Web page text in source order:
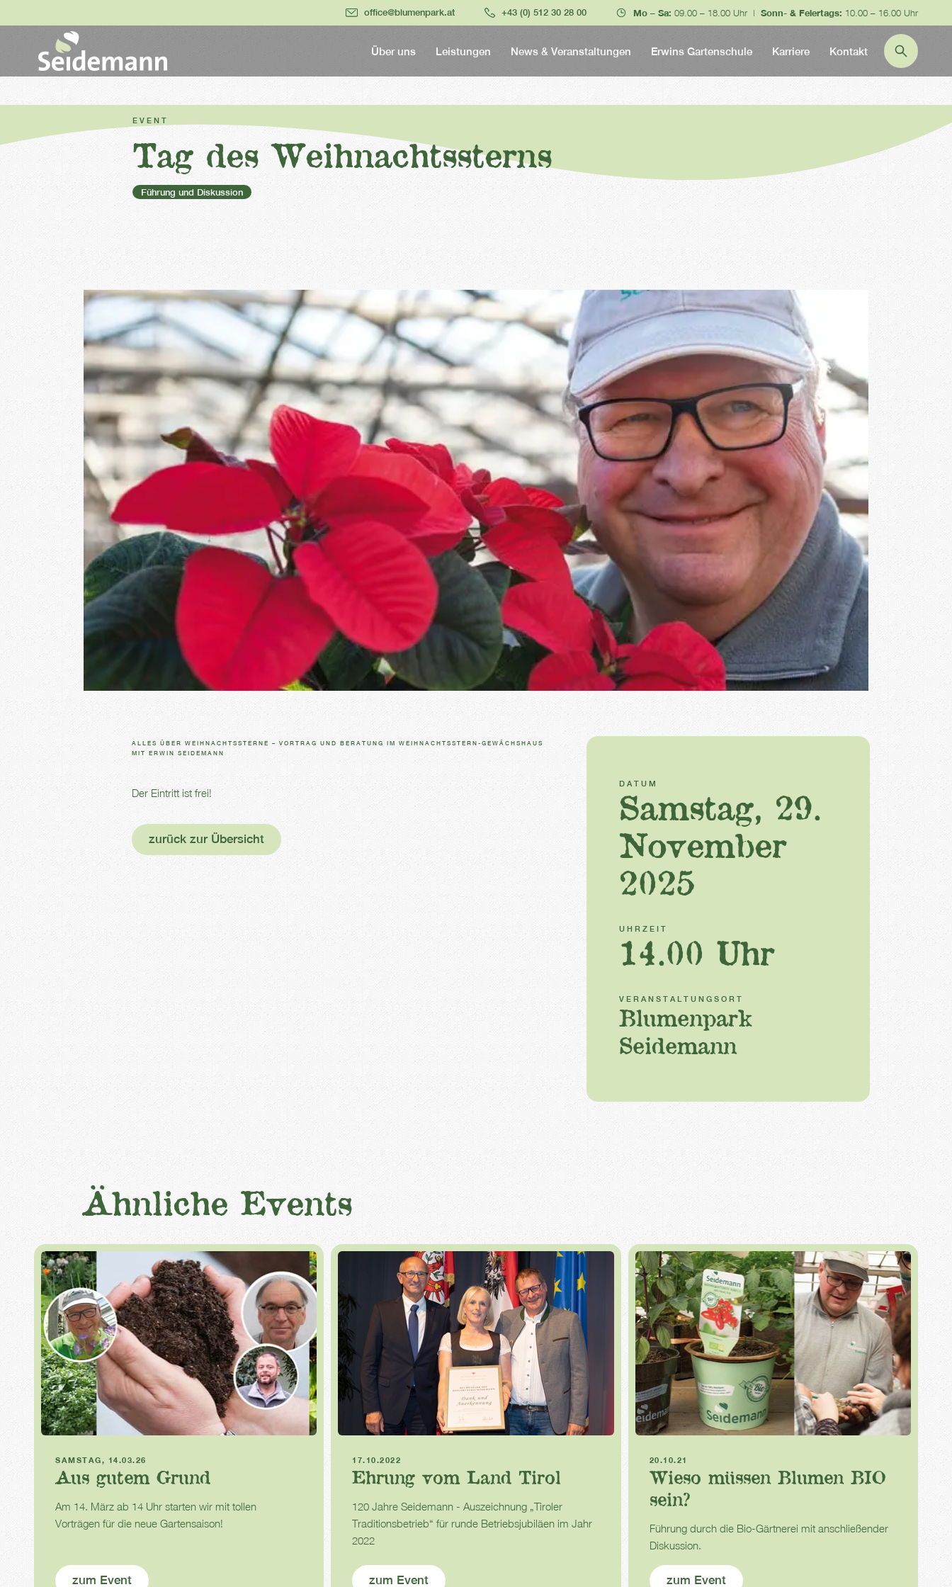
office@blumenpark.at +43 (0) 512 30 28 00 Mo – Sa: 09.00 – 18.00 Uhr | Sonn- & Feiertags: 10.00 – 16.00 Uhr
Über uns Leistungen News & Veranstaltungen Erwins Gartenschule Karriere Kontakt
EVENT
Tag des Weihnachtssterns
Führung und Diskussion
ALLES ÜBER WEIHNACHTSSTERNE – VORTRAG UND BERATUNG IM WEIHNACHTSSTERN-GEWÄCHSHAUS
MIT ERWIN SEIDEMANN
Der Eintritt ist frei!
zurück zur Übersicht
DATUM
Samstag, 29.
November
2025
UHRZEIT
14.00 Uhr
VERANSTALTUNGSORT
Blumenpark
Seidemann
Ähnliche Events
SAMSTAG, 14.03.26
Aus gutem Grund
Am 14. März ab 14 Uhr starten wir mit tollen
Vorträgen für die neue Gartensaison!
zum Event
17.10.2022
Ehrung vom Land Tirol
120 Jahre Seidemann - Auszeichnung „Tiroler
Traditionsbetrieb“ für runde Betriebsjubiläen im Jahr
2022
zum Event
20.10.21
Wieso müssen Blumen BIO
sein?
Führung durch die Bio-Gärtnerei mit anschließender
Diskussion.
zum Event